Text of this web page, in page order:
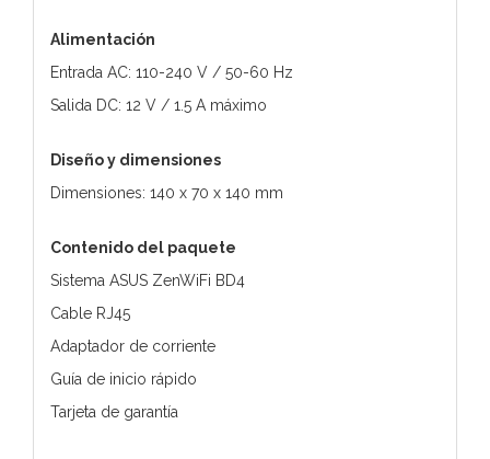
Alimentación
Entrada AC: 110-240 V / 50-60 Hz
Salida DC: 12 V / 1.5 A máximo
Diseño y dimensiones
Dimensiones: 140 x 70 x 140 mm
Contenido del paquete
Sistema ASUS ZenWiFi BD4
Cable RJ45
Adaptador de corriente
Guía de inicio rápido
Tarjeta de garantía